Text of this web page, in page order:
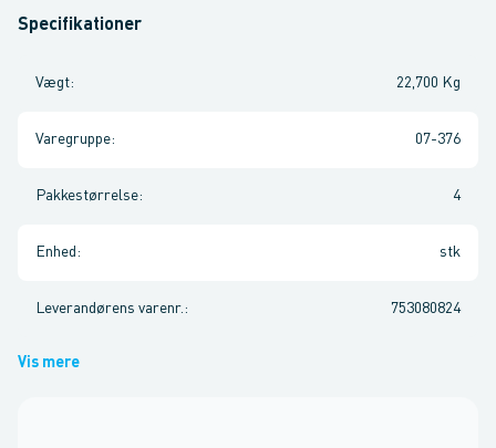
Specifikationer
Vægt: 22,700 Kg
Varegruppe: 07-376
Pakkestørrelse: 4
Enhed : stk
Leverandørens varenr. : 753080824
Vis mere